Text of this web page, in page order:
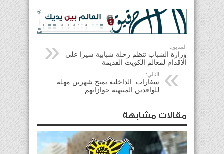
السابق:
وزارة الشباب تنظم رحلة شبابية سيرا على
الاقدام لمعالم الكويت القديمة
التالي:
سفارات: الداخلية تمنح شهرين مهلة
للوافدين المنتهية جوازاتهم
مقالات مشابهة